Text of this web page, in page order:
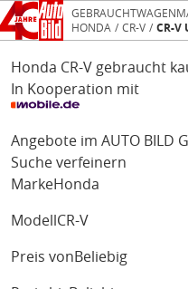
HONDA
CR-V CR-V
Honda CR-V gebraucht
In Kooperation mit
Angebote im AUTO BILD
Suche verfeinern
MarkeHonda
Modell CR-V
Preis von Beliebig